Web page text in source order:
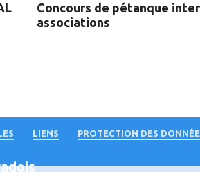
Concours de pétanque
associations
LIENS PROTECTION DES